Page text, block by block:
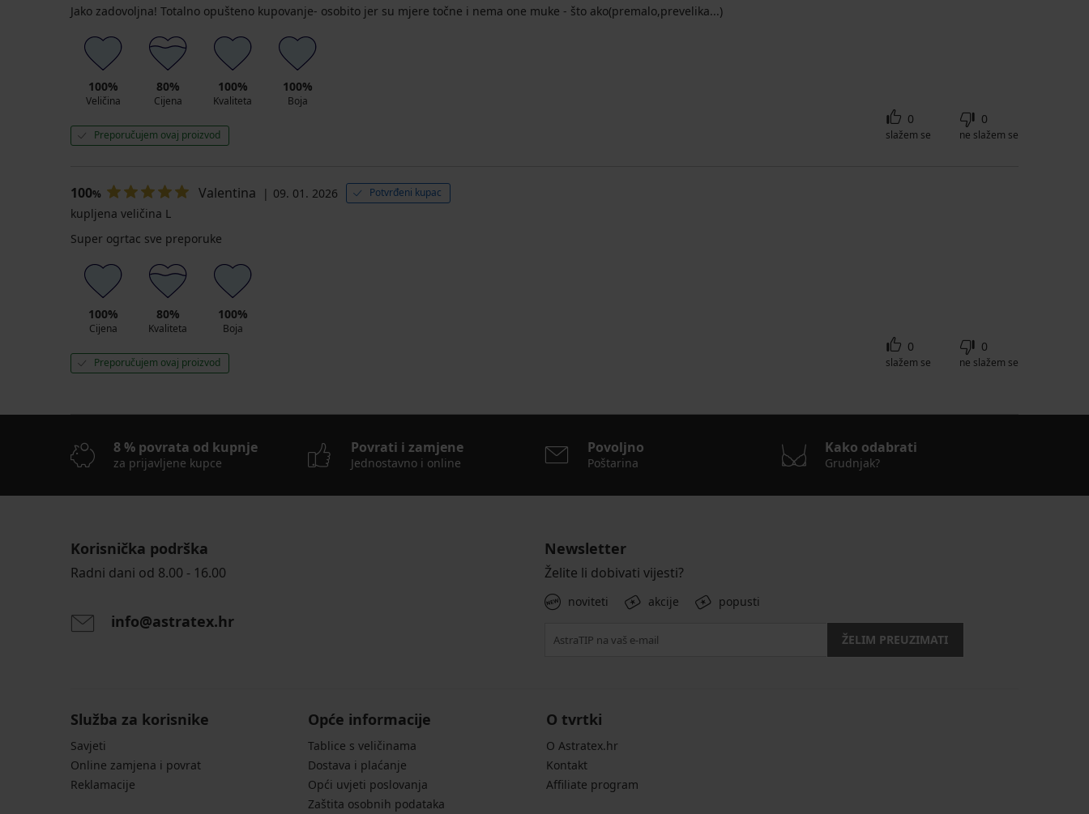
Jako zadovoljna! Totalno opušteno kupovanje- osobito jer su mjere točne i nema one muke - što ako(premalo,prevelika...)
100%
Veličina
80%
Cijena
100%
Kvaliteta
100%
Boja
Preporučujem ovaj proizvod
0
slažem se
0
ne slažem se
100% Valentina 09. 01. 2026 Potvrđeni kupac
kupljena veličina L
Super ogrtac sve preporuke
100%
Cijena
80%
Kvaliteta
100%
Boja
Preporučujem ovaj proizvod
0
slažem se
0
ne slažem se
8 % povrata od kupnje
za prijavljene kupce
Povrati i zamjene
Jednostavno i online
Povoljno
Poštarina
Kako odabrati
Grudnjak?
Korisnička podrška
Radni dani od 8.00 - 16.00
info@astratex.hr
Newsletter
Želite li dobivati vijesti?
noviteti akcije popusti
ŽELIM PREUZIMATI
Služba za korisnike
Savjeti
Online zamjena i povrat
Reklamacije
Opće informacije
Tablice s veličinama
Dostava i plaćanje
Opći uvjeti poslovanja
Zaštita osobnih podataka
O tvrtki
O Astratex.hr
Kontakt
Affiliate program